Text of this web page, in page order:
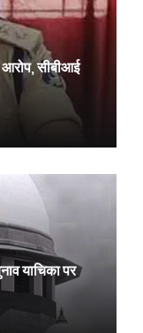
सीबीआई
याचिका पर